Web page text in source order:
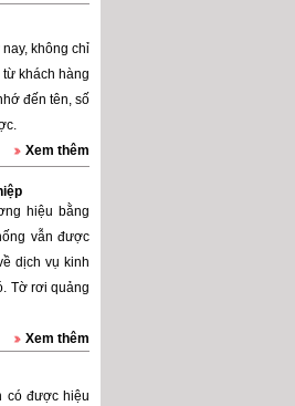
không chỉ
khách hàng
đến tên, số
Xem thêm
hiệu bằng
vẫn được
dịch vụ kinh
Tờ rơi quảng
Xem thêm
có được hiệu